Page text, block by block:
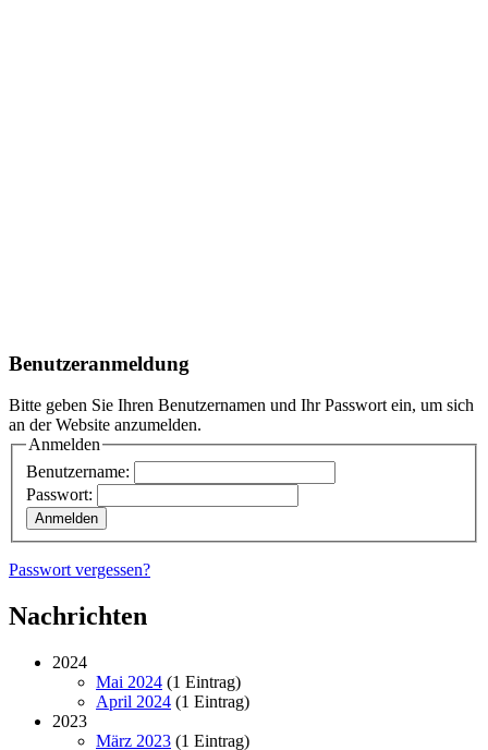
Benutzeranmeldung
Bitte geben Sie Ihren Benutzernamen und Ihr Passwort ein, um sich
an der Website anzumelden.
Anmelden
Benutzername:
Passwort:
Passwort vergessen?
Nachrichten
2024
Mai 2024 (1 Eintrag)
April 2024 (1 Eintrag)
2023
März 2023 (1 Eintrag)